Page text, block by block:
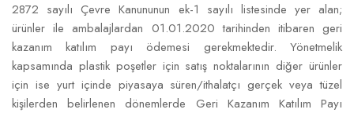
2872 sayılı Çevre Kanununun ek-1 sayılı listesinde yer alan;
ürünler ile ambalajlardan 01.01.2020 tarihinden itibaren geri
kazanım katılım payı ödemesi gerekmektedir. Yönetmelik
kapsamında plastik poşetler için satış noktalarının diğer ürünler
için ise yurt içinde piyasaya süren/ithalatçı gerçek veya tüzel
kişilerden belirlenen dönemlerde Geri Kazanım Katılım Payı